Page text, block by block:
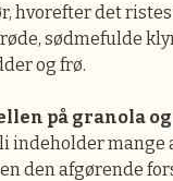
hvorefter det ristes
sødmefulde
og frø.
på granola
indeholder mange
den afgørende